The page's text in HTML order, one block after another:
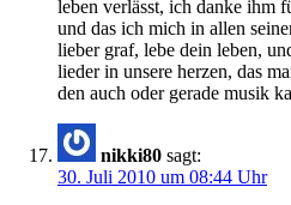
leben verlässt, ich danke ihm
und das ich mich in allen
lieber graf, lebe dein leben,
lieder in unsere herzen, das
den auch oder gerade musik
nikki80 sagt:
30. Juli 2010 um 08:44 Uhr